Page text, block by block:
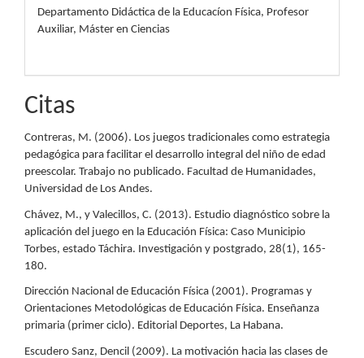
Departamento Didáctica de la Educacíon Física, Profesor
Auxiliar, Máster en Ciencias
Citas
Contreras, M. (2006). Los juegos tradicionales como estrategia
pedagógica para facilitar el desarrollo integral del niño de edad
preescolar. Trabajo no publicado. Facultad de Humanidades,
Universidad de Los Andes.
Chávez, M., y Valecillos, C. (2013). Estudio diagnóstico sobre la
aplicación del juego en la Educación Física: Caso Municipio
Torbes, estado Táchira. Investigación y postgrado, 28(1), 165-
180.
Dirección Nacional de Educación Física (2001). Programas y
Orientaciones Metodológicas de Educación Física. Enseñanza
primaria (primer ciclo). Editorial Deportes, La Habana.
Escudero Sanz, Dencil (2009). La motivación hacia las clases de